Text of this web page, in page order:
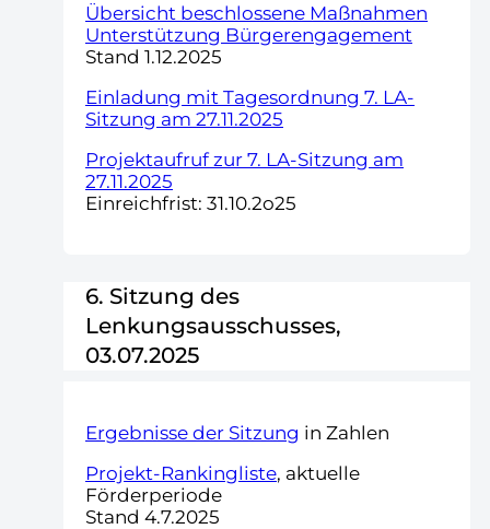
Übersicht beschlossene Maßnahmen
Unterstützung Bürgerengagement
Stand 1.12.2025
Einladung mit Tagesordnung 7. LA-
Sitzung am 27.11.2025
Projektaufruf zur 7. LA-Sitzung am
27.11.2025
Einreichfrist: 31.10.2o25
6. Sitzung des
Lenkungsausschusses,
03.07.2025
Ergebnisse der Sitzung in Zahlen
Projekt-Rankingliste, aktuelle
Förderperiode
Stand 4.7.2025